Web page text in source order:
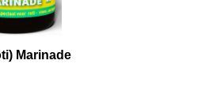
Marinade